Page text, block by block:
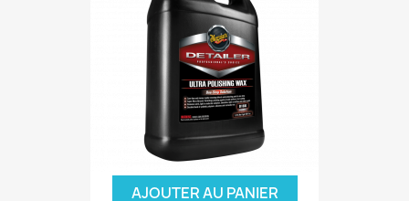
AJOUTER AU PANIER